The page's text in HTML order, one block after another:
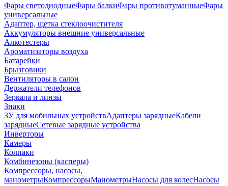
Фары светодиодныеФары балкиФары противотуманныеФары
универсальные
Адаптер, щетка стеклоочистителя
Аккумуляторы внешние универсальные
Алкотестеры
Ароматизаторы воздуха
Батарейки
Брызговики
Вентиляторы в салон
Держатели телефонов
Зеркала и линзы
Знаки
ЗУ для мобильных устройствАдаптеры зарядныеКабели
зарядныеСетевые зарядные устройства
Инверторы
Камеры
Колпаки
Комбинезоны (касперы)
Компрессоры, насосы,
манометрыКомпрессорыМанометрыНасосы для колесНасосы